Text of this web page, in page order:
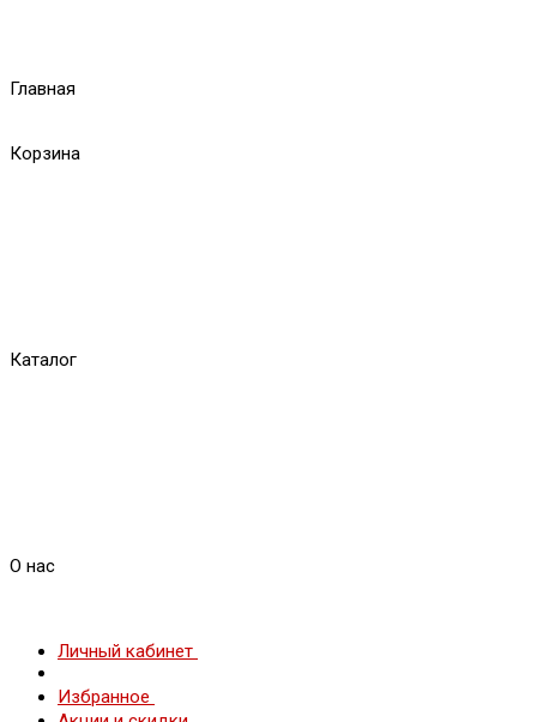
Главная
Корзина
Каталог
О нас
Личный кабинет
Избранное